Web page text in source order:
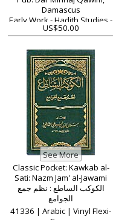
Damascus
Early Work - Hadith Studies -
Bukhari
US$50.00
Classic Pocket: Kawkab al-
Sati: Nazm Jam' al-Jawami
الكوكب الساطع : نظم جمع
الجوامع
41336 | Arabic | Vinyl Flexi-